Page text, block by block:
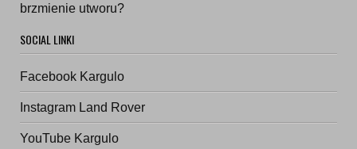
brzmienie utworu?
SOCIAL LINKI
Facebook Kargulo
Instagram Land Rover
YouTube Kargulo